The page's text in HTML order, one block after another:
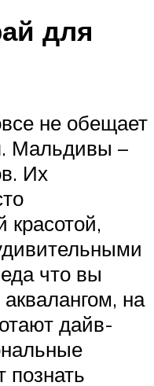
для
не обещает
Мальдивы –
Их
красотой,
что вы
на
дайв-
познать